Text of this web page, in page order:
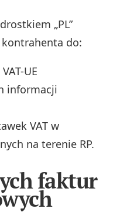
„PL”
do:
UE
informacji
VAT w
na terenie RP.
faktur